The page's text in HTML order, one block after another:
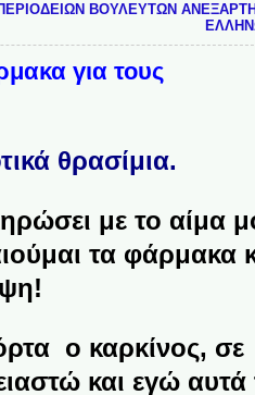
ΒΟΥΛΕΥΤΩΝ
για τους
θρασίμια.
με το αίμα
τα φάρμακα
ο καρκίνος, σε
και εγώ αυτά